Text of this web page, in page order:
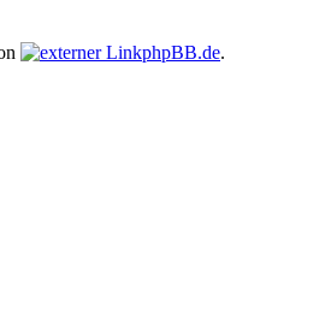
phpBB.de.